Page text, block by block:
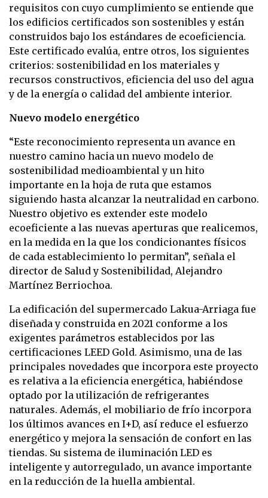
requisitos con cuyo cumplimiento se entiende que
los edificios certificados son sostenibles y están
construidos bajo los estándares de ecoeficiencia.
Este certificado evalúa, entre otros, los siguientes
criterios: sostenibilidad en los materiales y
recursos constructivos, eficiencia del uso del agua
y de la energía o calidad del ambiente interior.
Nuevo modelo energético
“Este reconocimiento representa un avance en
nuestro camino hacia un nuevo modelo de
sostenibilidad medioambiental y un hito
importante en la hoja de ruta que estamos
siguiendo hasta alcanzar la neutralidad en carbono.
Nuestro objetivo es extender este modelo
ecoeficiente a las nuevas aperturas que realicemos,
en la medida en la que los condicionantes físicos
de cada establecimiento lo permitan”, señala el
director de Salud y Sostenibilidad, Alejandro
Martínez Berriochoa.
La edificación del supermercado Lakua-Arriaga fue
diseñada y construida en 2021 conforme a los
exigentes parámetros establecidos por las
certificaciones LEED Gold. Asimismo, una de las
principales novedades que incorpora este proyecto
es relativa a la eficiencia energética, habiéndose
optado por la utilización de refrigerantes
naturales. Además, el mobiliario de frío incorpora
los últimos avances en I+D, así reduce el esfuerzo
energético y mejora la sensación de confort en las
tiendas. Su sistema de iluminación LED es
inteligente y autorregulado, un avance importante
en la reducción de la huella ambiental.